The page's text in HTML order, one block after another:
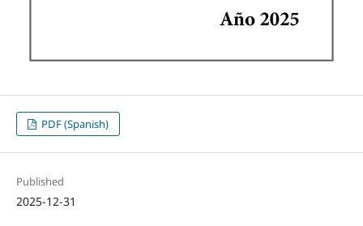
PDF (Spanish)
Published
2025-12-31